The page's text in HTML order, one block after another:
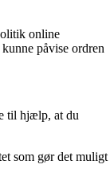
online
påvise ordren
til hjælp, at du
som gør det muligt